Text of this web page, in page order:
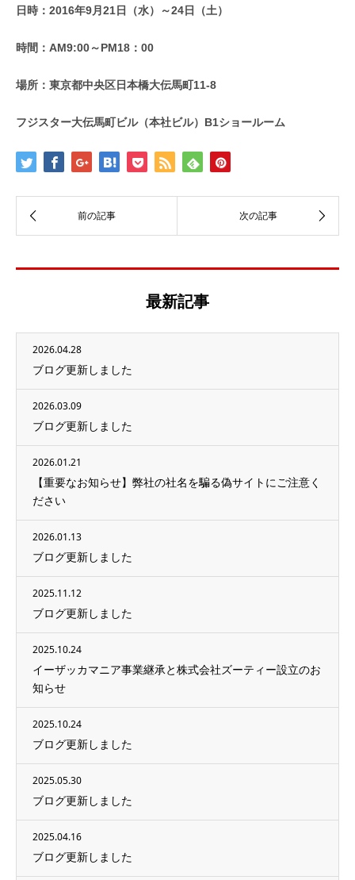
日時：2016年9月21日（水）～24日（土）
時間：AM9:00～PM18：00
場所：東京都中央区日本橋大伝馬町11-8
フジスター大伝馬町ビル（本社ビル）B1ショールーム
最新記事
2026.04.28
ブログ更新しました
2026.03.09
ブログ更新しました
2026.01.21
【重要なお知らせ】弊社の社名を騙る偽サイトにご注意く
ださい
2026.01.13
ブログ更新しました
2025.11.12
ブログ更新しました
2025.10.24
イーザッカマニア事業継承と株式会社ズーティー設立のお
知らせ
2025.10.24
ブログ更新しました
2025.05.30
ブログ更新しました
2025.04.16
ブログ更新しました